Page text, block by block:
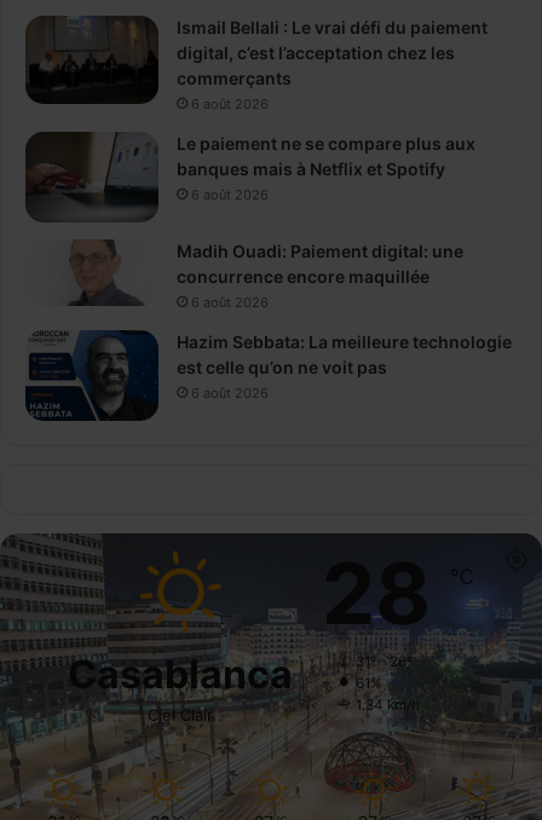
Ismail Bellali : Le vrai défi du paiement
digital, c’est l’acceptation chez les
commerçants
6 août 2026
Le paiement ne se compare plus aux
banques mais à Netflix et Spotify
6 août 2026
Madih Ouadi: Paiement digital: une
concurrence encore maquillée
6 août 2026
Hazim Sebbata: La meilleure technologie
est celle qu’on ne voit pas
6 août 2026
Casablanca
Ciel Clair
28 ℃
31º - 26º
61%
1.34 km/h